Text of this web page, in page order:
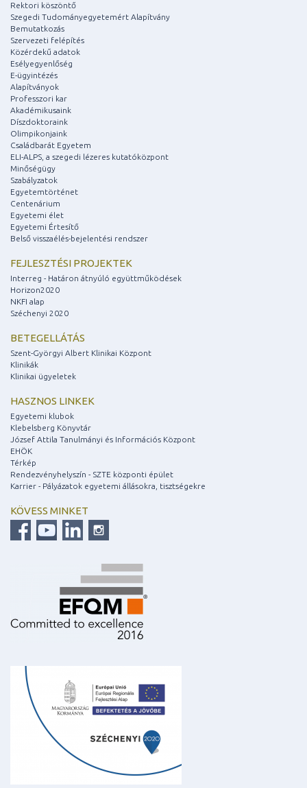
Rektori köszöntő
Szegedi Tudományegyetemért Alapítvány
Bemutatkozás
Szervezeti felépítés
Közérdekű adatok
Esélyegyenlőség
E-ügyintézés
Alapítványok
Professzori kar
Akadémikusaink
Díszdoktoraink
Olimpikonjaink
Családbarát Egyetem
ELI-ALPS, a szegedi lézeres kutatóközpont
Minőségügy
Szabályzatok
Egyetemtörténet
Centenárium
Egyetemi élet
Egyetemi Értesítő
Belső visszaélés-bejelentési rendszer
FEJLESZTÉSI PROJEKTEK
Interreg - Határon átnyúló együttműködések
Horizon2020
NKFI alap
Széchenyi 2020
BETEGELLÁTÁS
Szent-Györgyi Albert Klinikai Központ
Klinikák
Klinikai ügyeletek
HASZNOS LINKEK
Egyetemi klubok
Klebelsberg Könyvtár
József Attila Tanulmányi és Információs Központ
EHÖK
Térkép
Rendezvényhelyszín - SZTE központi épület
Karrier - Pályázatok egyetemi állásokra, tisztségekre
KÖVESS MINKET